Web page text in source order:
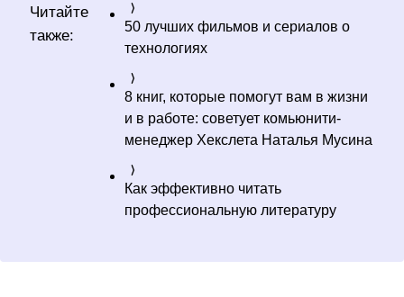
Читайте
также:
50 лучших фильмов и сериалов о
технологиях
8 книг, которые помогут вам в жизни
и в работе: советует комьюнити-
менеджер Хекслета Наталья Мусина
Как эффективно читать
профессиональную литературу